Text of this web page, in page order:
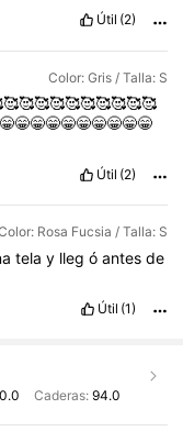
Útil (2)
Color: Gris / Talla: S
Útil (2)
Rosa Fucsia / Talla: S
tela y lleg ó antes de
Útil (1)
Caderas: 94.0